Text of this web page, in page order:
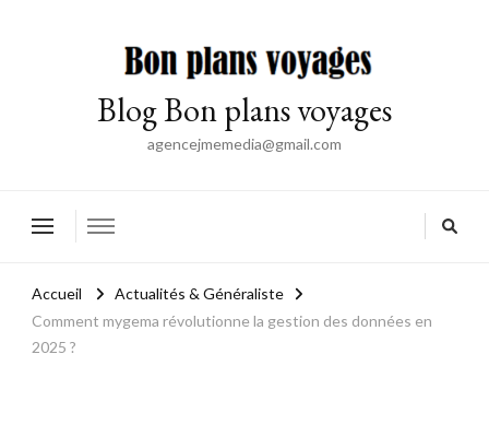
Blog Bon plans voyages
agencejmemedia@gmail.com
Accueil
Actualités & Généraliste
Comment mygema révolutionne la gestion des données en
2025 ?